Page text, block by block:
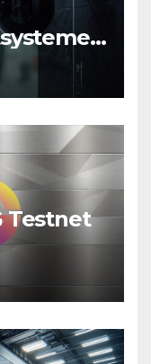
Testnet